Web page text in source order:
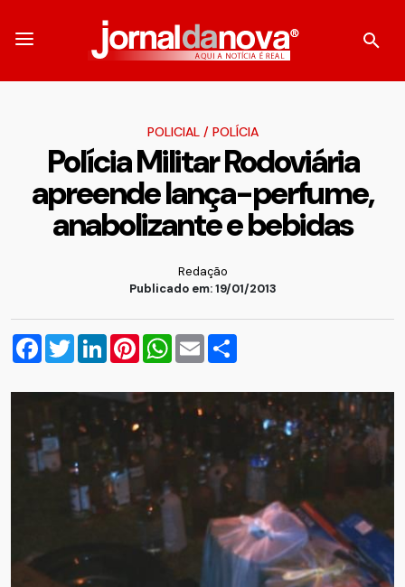
POLICIAL/ POLÍCIA
Polícia Militar Rodoviária
apreende lança-perfume,
anabolizante e bebidas
Redação
Publicado em: 19/01/2013
Facebook
TwitterLinkedInPinterestWhatsApp
Email